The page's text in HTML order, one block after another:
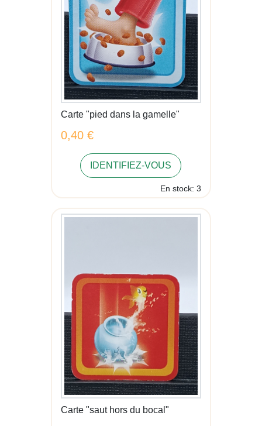
Carte "pied dans la gamelle"
0,40 €
IDENTIFIEZ-VOUS
En stock: 3
Carte "saut hors du bocal"